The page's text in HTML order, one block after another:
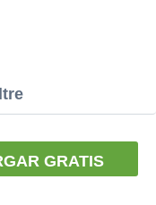
GRATIS